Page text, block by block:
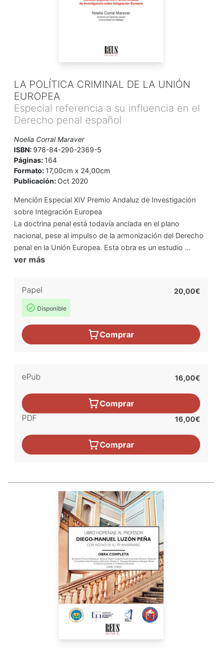
LA POLÍTICA CRIMINAL DE LA UNIÓN
EUROPEA
Especial referencia a su influencia en el
Derecho penal español
Noelia Corral Maraver
ISBN: 978-84-290-2369-5
Páginas:164
Formato:17,00cm x 24,00cm
Publicación:Oct 2020
Mención Especial XIV Premio Andaluz de Investigación
sobre Integración Europea
La doctrina penal está todavía anclada en el plano
nacional, pese al impulso de la armonización del Derecho
penal en la Unión Europea. Esta obra es un estudio ...
ver más
Papel
Disponible
20,00€
Comprar
ePub 16,00€
Comprar
PDF
16,00€
Comprar